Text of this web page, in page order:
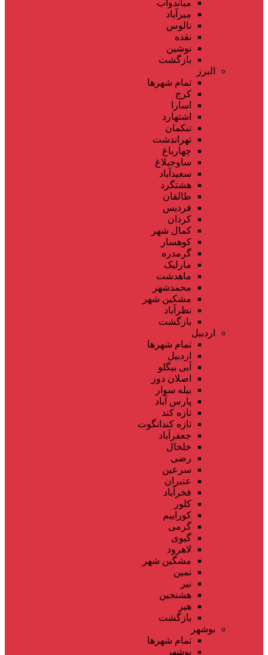
میاندوآب
میرآباد
نالوس
نقده
نوشین
بازگشت
البرز
تمام شهر‌ها
کرج
اسارا
اشتهارد
تنکمان
تهراندشت
چهارباغ
ساوجبلاغ
سعیدآباد
هشتگرد
طالقان
فردیس
کردان
کمال شهر
کوهسار
گرمدره
مارلیک
ماهدشت
محمدشهر
مشکین شهر
نظرآباد
بازگشت
اردبیل
تمام شهر‌ها
اردبیل
آبی بیگلو
اصلان دوز
بیله سوار
پارس آباد
تازه کند
تازه کندانگوت
جعفرآباد
خلخال
رضی
سرعین
عنبران
فخرآباد
کلور
کوراییم
گرمی
گیوی
لاهرود
مشگین شهر
نمین
نیر
هشتجین
هیر
بازگشت
بوشهر
تمام شهر‌ها
بوشهر